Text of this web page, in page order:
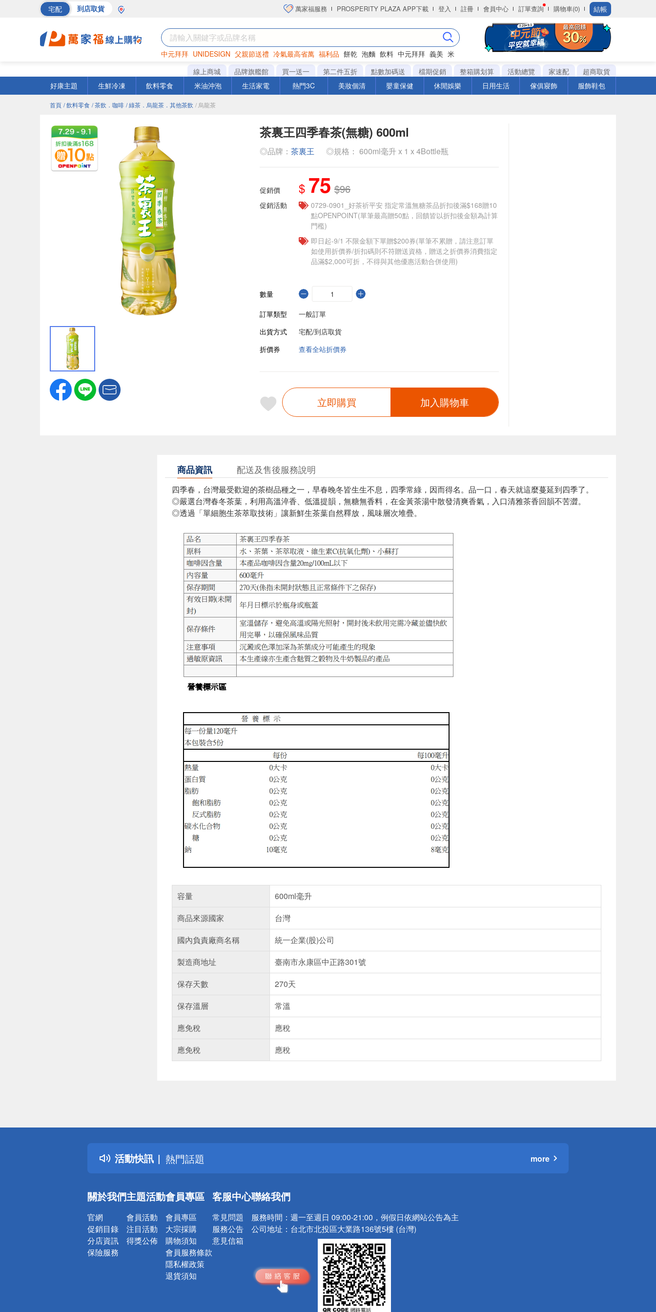
宅配 到店取貨 萬家福服務 PROSPERITY PLAZA APP下載 登入 註冊 會員中心 訂單查詢 購物車(0) 結帳
中元拜拜 UNIDESIGN 父親節送禮 冷氣最高省萬 福利品 餅乾 泡麵 飲料 中元拜拜 義美 米
巧克力 罐頭 衛生紙
線上商城 品牌旗艦館 買一送一 第二件五折 點數加碼送 檔期促銷 整箱購划算 活動總覽 家速配
超商取貨
好康主題
生鮮冷凍 飲料零食 米油沖泡 生活家電 熱門3C 美妝個清 嬰童保健 休閒娛樂 日用生活 傢俱寢飾 服飾鞋包
首頁 / 飲料零食 / 茶飲．咖啡 / 綠茶．烏龍茶．其他茶飲 / 烏龍茶
茶裏王四季春茶(無糖) 600ml
◎品牌： 茶裏王 ◎規格： 600ml毫升 x 1 x 4Bottle瓶
促銷價 $ 75 $96
促銷活動
​​0729-0901_好茶祈平安 指定常溫無糖茶品折扣後滿$168贈10
點OPENPOINT(單筆最高贈50點，回饋皆以折扣後金額為計算
門檻)
即日起-9/1 不限金額下單贈$200券(單筆不累贈，請注意訂單
如使用折價券/折扣碼則不符贈送資格，贈送之折價券消費指定
品滿$2,000可折，不得與其他優惠活動合併使用)
數量
訂單類型
一般訂單
出貨方式
宅配/到店取貨
折價券
查看全站折價券
立即購買 加入購物車
商品資訊 配送及售後服務說明
四季春，台灣最受歡迎的茶樹品種之一，早春晚冬皆生生不息，四季常綠，因而得名。品一口，春天就這麼蔓延到四季了。
◎嚴選台灣春冬茶葉，利用高溫淬香、低溫提韻，無糖無香料，在金黃茶湯中散發清爽香氣，入口清雅茶香回韻不苦澀。
◎透過「單細胞生茶萃取技術」讓新鮮生茶葉自然釋放，風味層次堆疊。
容量
600ml毫升
商品來源國家
台灣
國內負責廠商名稱
統一企業(股)公司
製造商地址
臺南市永康區中正路301號
保存天數
270天
保存溫層
常溫
應免稅
應稅
應免稅
應稅
活動快訊
詐騙網頁！請小心！
得獎公告
熱門話題
銀行優惠
詐騙網頁！請小心！
more
關於我們
官網
促銷目錄
分店資訊
保險服務
主題活動
會員活動
注目活動
得獎公佈
會員專區
會員專區
大宗採購
購物須知
會員服務條款
隱私權政策
退貨須知
客服中心
常見問題
服務公告
意見信箱
聯絡我們
服務時間： 週一至週日 09:00-21:00，例假日依網站公告為主
公司地址： 台北市北投區大業路136號5樓 (台灣)